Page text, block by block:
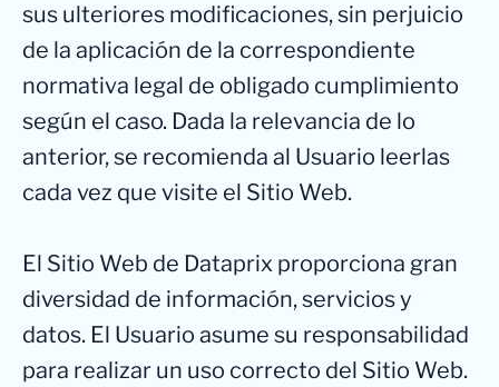
sus ulteriores modificaciones, sin perjuicio
de la aplicación de la correspondiente
normativa legal de obligado cumplimiento
según el caso. Dada la relevancia de lo
anterior, se recomienda al Usuario leerlas
cada vez que visite el Sitio Web.
El Sitio Web de Dataprix proporciona gran
diversidad de información, servicios y
datos. El Usuario asume su responsabilidad
para realizar un uso correcto del Sitio Web.